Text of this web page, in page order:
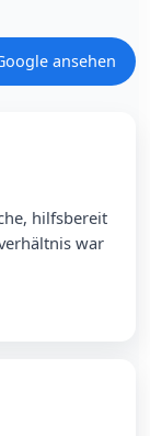
ansehen
hilfsbereit
war